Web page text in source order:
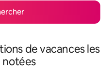
de vacances les
notées